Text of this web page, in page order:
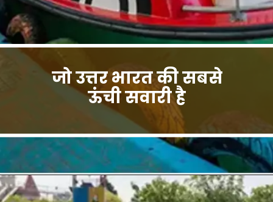
जो उत्तर भारत की सबसे